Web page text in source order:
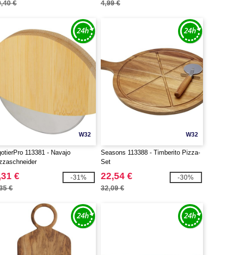
€ 4,99 €
W32
113381 - Navajo
€
€
-31%
W32
Seasons 113388 - Timberito Pizza-
Set
22,54 €
32,09 €
-30%